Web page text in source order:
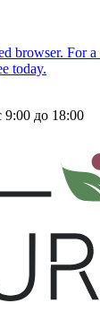
до 18:00